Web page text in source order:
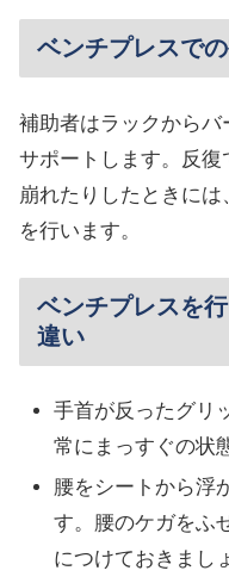
ベンチプレスで
補助者はラックから
サポートします。反
崩れたりしたときに
を行います。
ベンチプレスを
違い
手首が反ったグリ
常にまっすぐの状
腰をシートから浮
す。腰のケガをふ
につけておきまし